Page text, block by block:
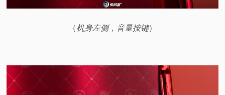
（机身左侧，音量按键）